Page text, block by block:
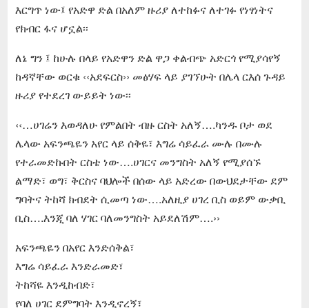
እርግጥ ነው፤ የአድዋ ድል በአለም ዙሪያ ለተከፉና ለተገፉ የነፃነትና
የክብር ፋና ሆኗል፡፡
ለኔ ግን ፤ ከሁሉ በላይ የአድዋን ድል ዋጋ ቀልብጭ አድርጎ የሚያሳየኝ
ከዳኛቸው ወርቁ ‹‹አደፍርስ›› መፅሃፍ ላይ ያገኘሁት በሌላ ርእሰ ጉዳይ
ዙሪያ የተደረገ ውይይት ነው፡፡
‹‹…ሀገሬን እወዳለሁ የምልበት ብዙ ርስት አለኝ….ካንዱ ቦታ ወደ
ሌላው አፍንጫዬን አየር ላይ ሰቅዬ፣ እግሬ ሳይፈራ ሙሉ በሙሉ
የተራመድኩበት ርስቴ ነው….ሀገርና መንግስት አለኝ የሚያሰኙ
ልማድ፣ ወግ፣ ቅርስና ባህሎች በሰው ላይ አድረው በውህደታቸው ደም
ግባትና ትከሻ ክብደት ሲመጣ ነው….አለዚያ ሀገረ ቢስ ወይም ውቃቢ
ቢስ….እንጂ ባለ ሃገር ባለመንግስት አይደለሽም….››
አፍንጫዬን በአየር እንድሰቅል፣
እግሬ ሳይፈራ እንድራመድ፣
ትከሻዬ እንዲከብድ፣
የባለ ሀገር ደምግባት እንዲኖረኝ፣